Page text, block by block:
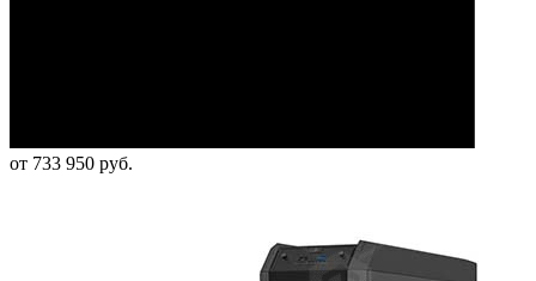
от 733 950 руб.